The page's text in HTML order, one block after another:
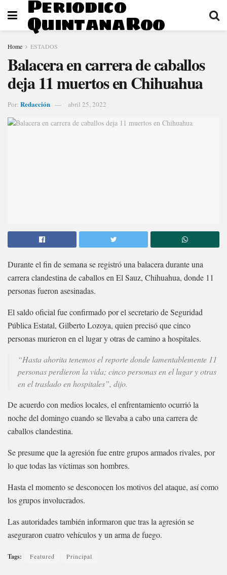
Periodico
QuintanaRoo
Home ESTADOS
Balacera en carrera de caballos
deja 11 muertos en Chihuahua
Por: Redacción abril 25, 2022
Durante el fin de semana se registró una balacera durante una
carrera clandestina de caballos en El Sauz, Chihuahua, donde 11
personas fueron asesinadas.
El saldo oficial fue confirmado por el secretario de Seguridad
Pública Estatal, Gilberto Lozoya, quien precisó que cinco
personas murieron en el lugar y otras de camino a hospitales.
“Hasta ahorita tenemos el reporte donde lamentablemente 11
personas perdieron la vida; cinco personas en el lugar y otras
en el traslado en hospitales”, dijo.
De acuerdo con medios locales, el enfrentamiento ocurrió la
noche del domingo cuando se llevaba a cabo una carrera de
caballos clandestina.
Se presume que la agresión fue entre grupos armados rivales, por
lo que todas las víctimas son hombres.
Hasta el momento se desconocen los motivos del ataque, así como
los grupos involucrados.
Las autoridades también informaron que tras la agresión se
aseguraron cuatro vehículos y un arma de fuego.
Tags: Featured Principal